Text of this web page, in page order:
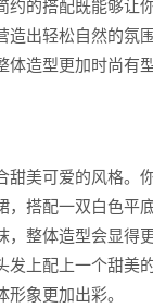
约的搭配既能够让
造出轻松自然的氛
造型更加时尚有型
甜美可爱的风格。
，搭配一双白色平
，整体造型会显得
发上配上一个甜美
象更加出彩。